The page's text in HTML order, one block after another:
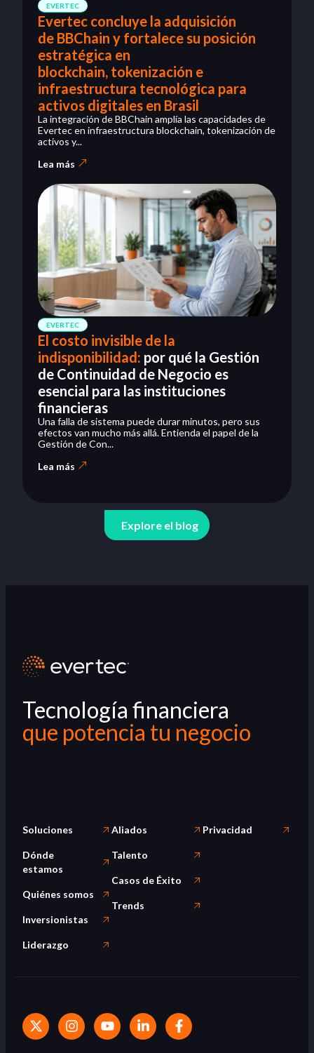
EVERTEC
Evertec concluye la adquisición
de BBChain y fortalece su posición
estratégica en
blockchain, tokenización e
infraestructura tecnológica para
activos digitales en Brasil
La integración de BBChain amplía las capacidades de
Evertec en infraestructura blockchain, tokenización de
activos y...
Lea más
EVERTEC
El costo invisible de la
indisponibilidad: por qué la Gestión
de Continuidad de Negocio es
esencial para las instituciones
financieras
Una falla de sistema puede durar minutos, pero sus
efectos van mucho más allá. Entienda el papel de la
Gestión de Con...
Lea más
Explore el blog
Tecnología financiera
que potencia tu negocio
Soluciones
Dónde
estamos
Quiénes somos
Inversionistas
Liderazgo
Aliados
Talento
Casos de Éxito
Trends
Privacidad